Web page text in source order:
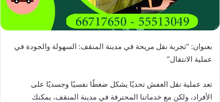
بعنوان: “تجربة نقل مريحة في مدينة المنقف: السهولة والجودة في
عملية الانتقال”
تعد عملية نقل العفش تحديًا يشكل ضغطًا نفسيًا وجسديًا على
الأفراد، ولكن مع خدماتنا المحترفة في مدينة المنقف، يمكنك